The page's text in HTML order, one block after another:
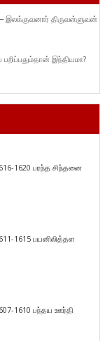
இலக்குவனார் திருவள்ளுவன்
இந்தியமா?
1620 பரந்த சிந்தனை
1615 பயனிலித்தள
1610 பந்தய ஊர்தி